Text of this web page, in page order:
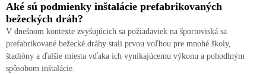
Aké sú podmienky inštalácie prefabrikovaných
bežeckých dráh?
V dnešnom kontexte zvyšujúcich sa požiadaviek na športoviská sa
prefabrikované bežecké dráhy stali prvou voľbou pre mnohé školy,
štadióny a ďalšie miesta vďaka ich vynikajúcemu výkonu a pohodlným
spôsobom inštalácie.